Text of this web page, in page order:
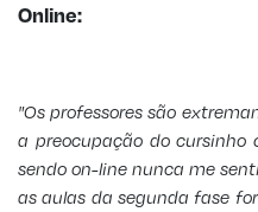
Online:
"Os professores são
a preocupação do cursinho
sendo on-line nunca me
as aulas da segunda fase